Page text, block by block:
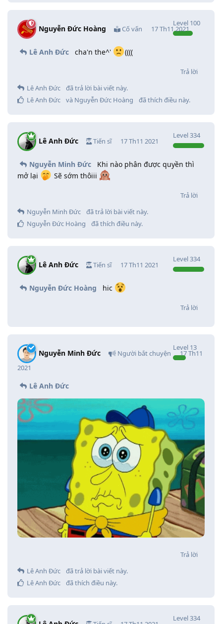
Nguyễn Đức Hoàng Cố vấn
Level 100
17 Th11 2021
Lê Anh Đức cha'n the^' ((((
Trả lời
Lê Anh Đức
đã trả lời bài viết này.
Lê Anh Đức
và Nguyễn Đức Hoàng đã thích điều này.
Lê Anh Đức Tiến sĩ
Level334
17 Th11 2021
Nguyễn Minh Đức
Khi nào phân được quyền thì
mở lại
Sẽ sớm thôiii
Trả lời
Nguyễn Minh Đức
đã trả lời bài viết này.
Nguyễn Đức Hoàng
đã thích điều này.
Lê Anh Đức Tiến sĩ
Level334
17 Th11 2021
Nguyễn Đức Hoàng hic
Trả lời
Nguyễn Minh Đức Người bắt chuyện
Level 13
17 Th11
2021
Lê Anh Đức
Trả lời
Lê Anh Đức
đã trả lời bài viết này.
Lê Anh Đức
đã thích điều này.
Level334